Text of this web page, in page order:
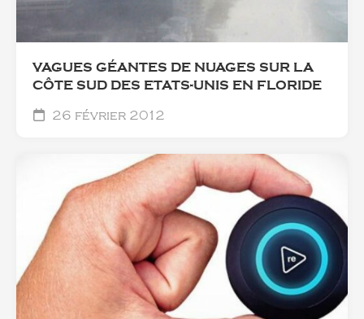
VAGUES GÉANTES DE NUAGES SUR LA
CÔTE SUD DES ETATS-UNIS EN FLORIDE
26 février 2012